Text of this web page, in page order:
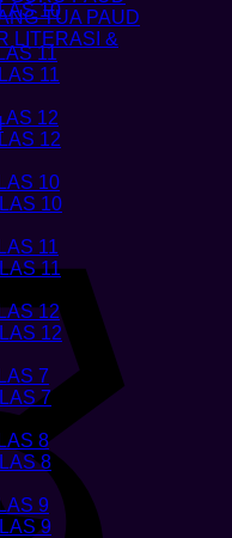
TUA PAUD
LITERASI &
10
11
11
12
12
10
10
11
11
12
12
7
7
8
8
9
9